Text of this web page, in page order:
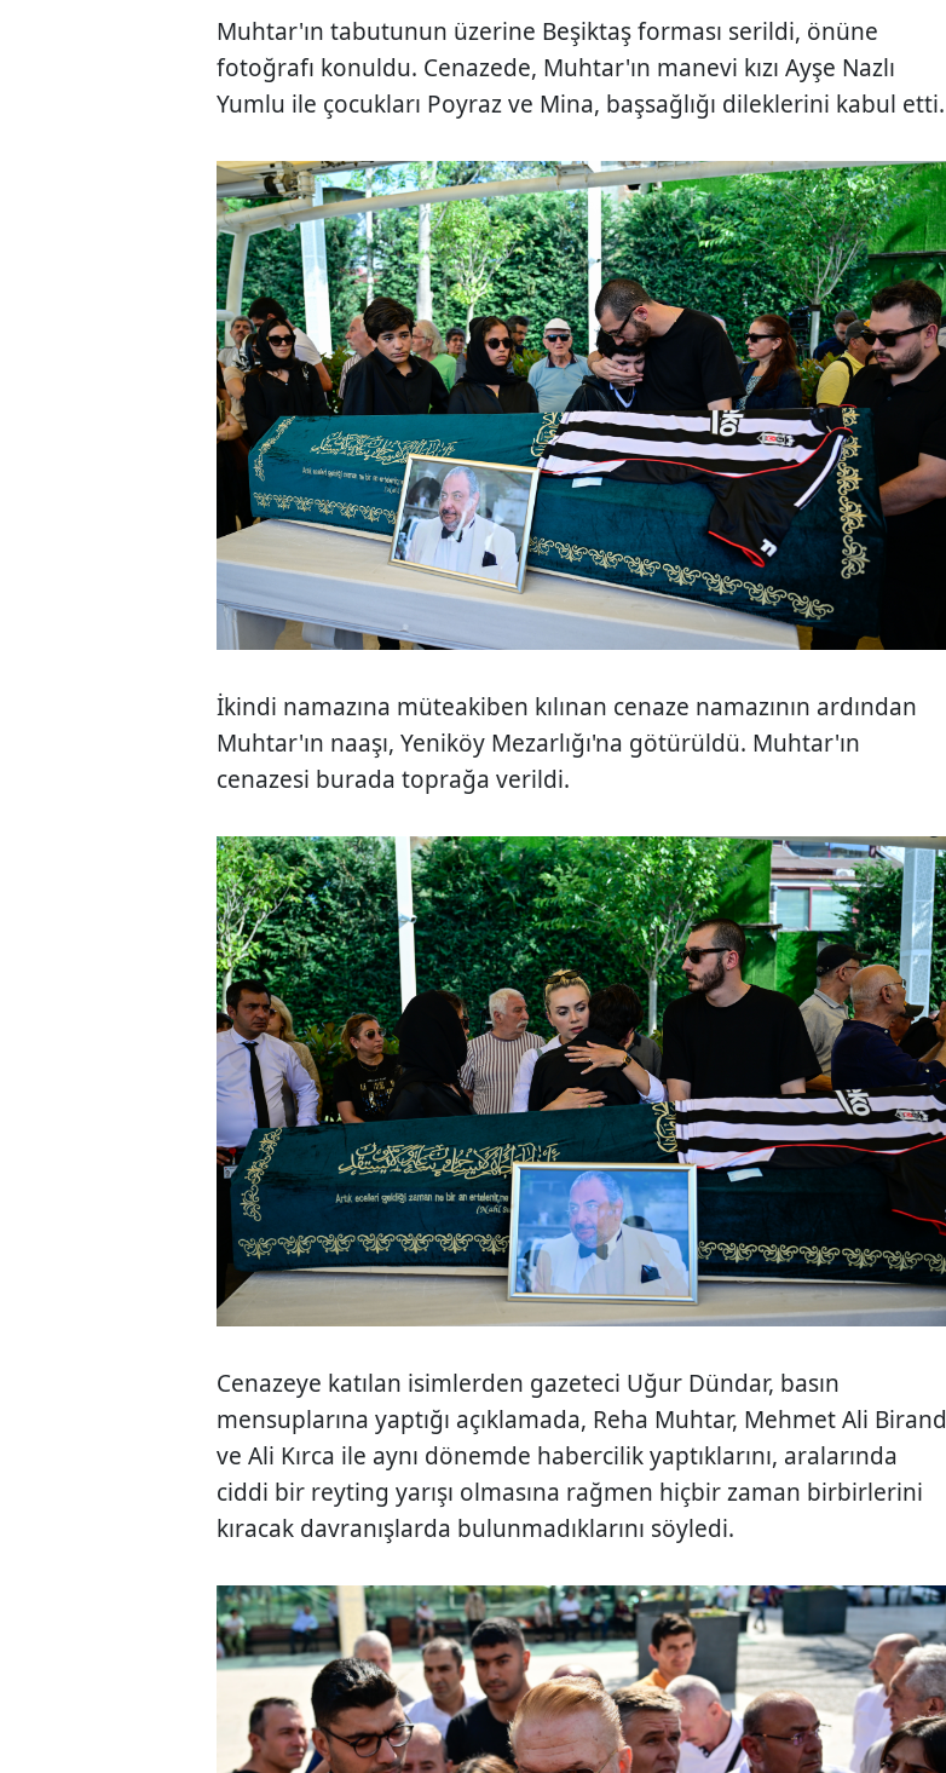
Muhtar'ın tabutunun üzerine Beşiktaş forması serildi, önüne
fotoğrafı konuldu. Cenazede, Muhtar'ın manevi kızı Ayşe Nazlı
Yumlu ile çocukları Poyraz ve Mina, başsağlığı dileklerini kabul etti.
İkindi namazına müteakiben kılınan cenaze namazının ardından
Muhtar'ın naaşı, Yeniköy Mezarlığı'na götürüldü. Muhtar'ın
cenazesi burada toprağa verildi.
Cenazeye katılan isimlerden gazeteci Uğur Dündar, basın
mensuplarına yaptığı açıklamada, Reha Muhtar, Mehmet Ali Birand
ve Ali Kırca ile aynı dönemde habercilik yaptıklarını, aralarında
ciddi bir reyting yarışı olmasına rağmen hiçbir zaman birbirlerini
kıracak davranışlarda bulunmadıklarını söyledi.